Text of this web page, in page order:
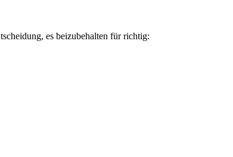
es beizubehalten für richtig: